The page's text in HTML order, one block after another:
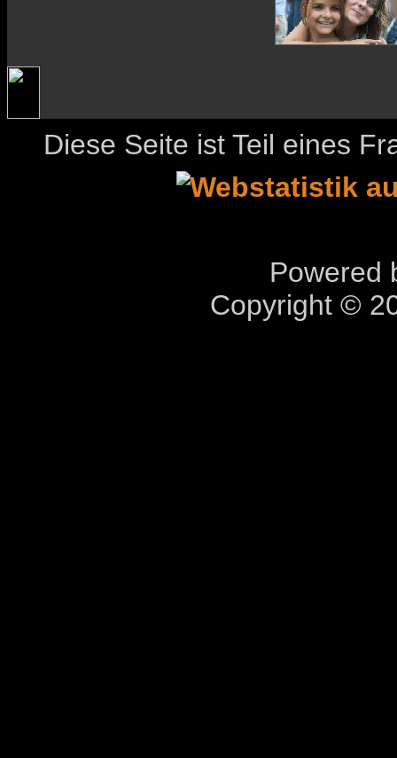
Diese Seite ist Teil eines
Powered
Copyright ©